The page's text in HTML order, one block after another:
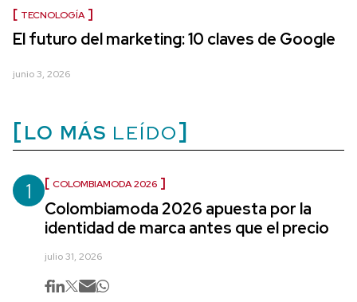
TECNOLOGÍA
El futuro del marketing: 10 claves de Google
junio 3, 2026
LO MÁS LEÍDO
1 COLOMBIAMODA 2026
Colombiamoda 2026 apuesta por la
identidad de marca antes que el precio
julio 31, 2026